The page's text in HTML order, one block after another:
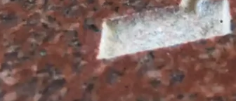
מזמינים אתכם להתייעץ
אותן גולן עזרי יעיש טיפח לאורך
על מצבות